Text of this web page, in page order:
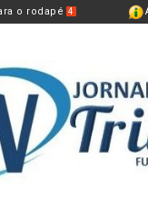
o rodapé 4